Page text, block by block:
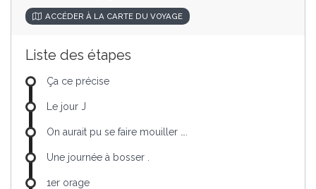
ACCÉDER À LA CARTE DU VOYAGE
Liste des étapes
Ça ce précise
Le jour J
On aurait pu se faire mouiller ….
Une journée à bosser .
1er orage